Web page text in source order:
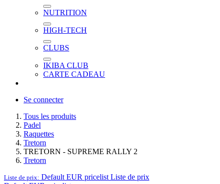
NUTRITION
HIGH-TECH
CLUBS
IKIBA CLUB
CARTE CADEAU
Se connecter
Tous les produits
Padel
Raquettes
Tretorn
TRETORN - SUPREME RALLY 2
Tretorn
Liste de prix: Default EUR pricelist Liste de prix